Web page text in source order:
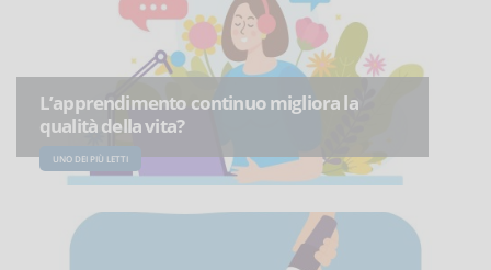
L’apprendimento continuo migliora la
qualità della vita?
UNO DEI PIÙ LETTI